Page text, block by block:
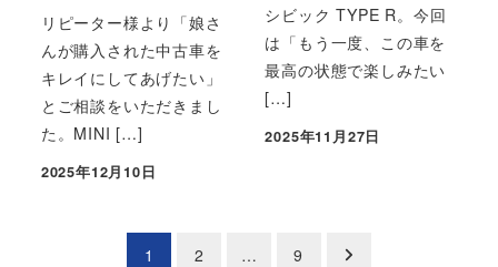
リピーター様より「娘さ
んが購入された中古車を
キレイにしてあげたい」
とご相談をいただきまし
た。MINI […]
投稿日
2025年12月10日
シビック TYPE R。今回
は「もう一度、この車を
最高の状態で楽しみたい
[…]
投稿日
2025年11月27日
1 2 … 9